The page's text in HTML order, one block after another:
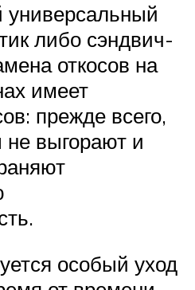
либо сэндвич-
откосов на
имеет
прежде всего,
выгорают и
особый уход